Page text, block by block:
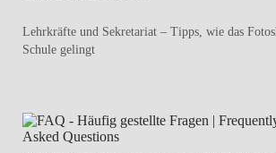
Lehrkräfte und Sekretariat – Tipps, wie das
Schule gelingt